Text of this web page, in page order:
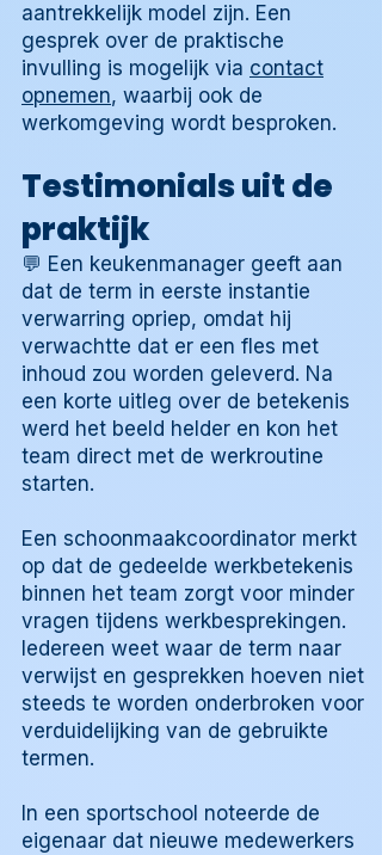
aantrekkelijk model zijn. Een
gesprek over de praktische
invulling is mogelijk via contact
opnemen, waarbij ook de
werkomgeving wordt besproken.
Testimonials uit de
praktijk
💬 Een keukenmanager geeft aan
dat de term in eerste instantie
verwarring opriep, omdat hij
verwachtte dat er een fles met
inhoud zou worden geleverd. Na
een korte uitleg over de betekenis
werd het beeld helder en kon het
team direct met de werkroutine
starten.
Een schoonmaakcoordinator merkt
op dat de gedeelde werkbetekenis
binnen het team zorgt voor minder
vragen tijdens werkbesprekingen.
Iedereen weet waar de term naar
verwijst en gesprekken hoeven niet
steeds te worden onderbroken voor
verduidelijking van de gebruikte
termen.
In een sportschool noteerde de
eigenaar dat nieuwe medewerkers